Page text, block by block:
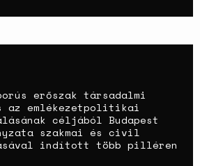
erőszak társadalmi
az emlékezetpolitikai
céljából Budapest
szakmai és civil
indított több pilléren